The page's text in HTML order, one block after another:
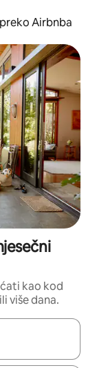
Airbnba
kao kod
više dana.